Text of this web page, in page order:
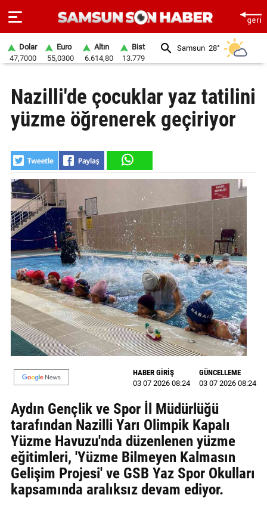
SAYFA
SAMSUN
SAMSUNSPOR
GÜNDEM
SİYASET
EKONOMİ
DÜNYA
MAGAZİN
GALERİ
VİDEO
YAZARLAR
ULAŞIN
Künye
İletişim
Gizlilik
Politikası
Dolar
47,7000
Euro
55,0300
Altın
6.614,80
Bist
13.779
Samsun 28°
Nazilli'de çocuklar yaz tatilini
yüzme öğrenerek geçiriyor
HABER GİRİŞ
03 07 2026 08:24
GÜNCELLEME
03 07 2026 08:24
Aydın Gençlik ve Spor İl Müdürlüğü
tarafından Nazilli Yarı Olimpik Kapalı
Yüzme Havuzu'nda düzenlenen yüzme
eğitimleri, 'Yüzme Bilmeyen Kalmasın
Gelişim Projesi' ve GSB Yaz Spor Okulları
kapsamında aralıksız devam ediyor.